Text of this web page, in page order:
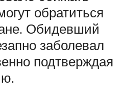
обратиться
Обидевший
заболевал
подтверждая